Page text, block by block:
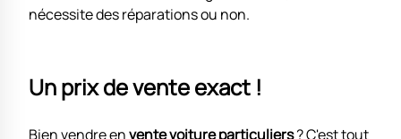
nécessite des réparations ou non.
Un prix de vente exact !
Bien vendre envente voiture particuliers? C'est tout